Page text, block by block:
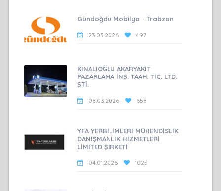
Gündoğdu Mobilya - Trabzon
23.03.2026 497
KINALIOĞLU AKARYAKIT
PAZARLAMA İNŞ. TAAH. TİC. LTD.
ŞTİ.
08.03.2026 658
YFA YERBİLİMLERİ MÜHENDİSLİK
DANIŞMANLIK HİZMETLERİ
LİMİTED ŞİRKETİ
04.01.2026 1025